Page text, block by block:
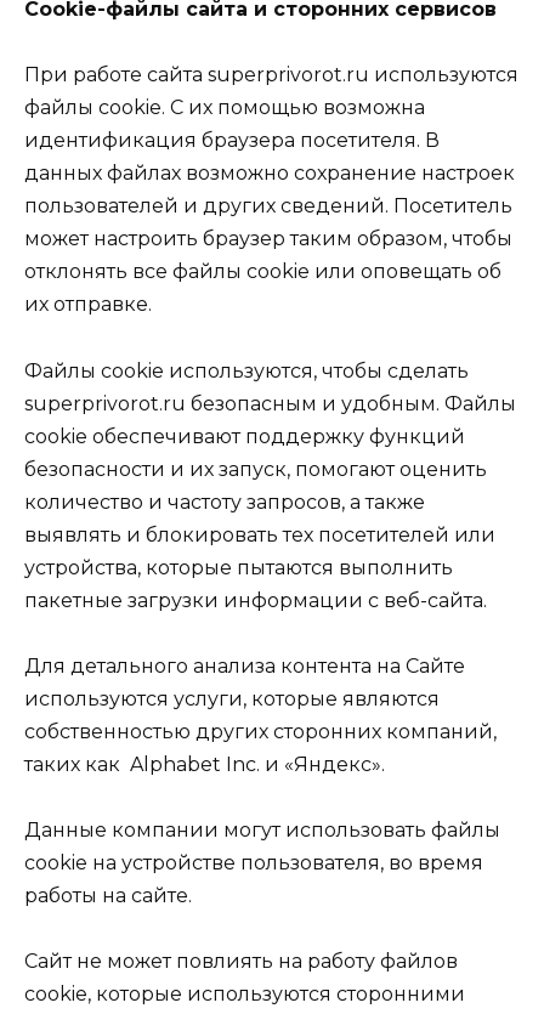
Cookie-файлы сайта и сторонних сервисов
При работе сайта superprivorot.ru используются
файлы cookie. С их помощью возможна
идентификация браузера посетителя. В
данных файлах возможно сохранение настроек
пользователей и других сведений. Посетитель
может настроить браузер таким образом, чтобы
отклонять все файлы cookie или оповещать об
их отправке.
Файлы cookie используются, чтобы сделать
superprivorot.ru безопасным и удобным. Файлы
cookie обеспечивают поддержку функций
безопасности и их запуск, помогают оценить
количество и частоту запросов, а также
выявлять и блокировать тех посетителей или
устройства, которые пытаются выполнить
пакетные загрузки информации с веб-сайта.
Для детального анализа контента на Сайте
используются услуги, которые являются
собственностью других сторонних компаний,
таких как Alphabet Inc. и «Яндекс».
Данные компании могут использовать файлы
cookie на устройстве пользователя, во время
работы на сайте.
Сайт не может повлиять на работу файлов
cookie, которые используются сторонними